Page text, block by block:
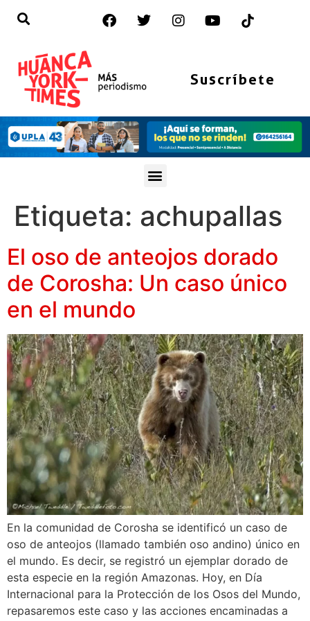
Suscríbete
Etiqueta: achupallas
El oso de anteojos dorado
de Corosha: Un caso único
en el mundo
En la comunidad de Corosha se identificó un caso de
oso de anteojos (llamado también oso andino) único en
el mundo. Es decir, se registró un ejemplar dorado de
esta especie en la región Amazonas. Hoy, en Día
Internacional para la Protección de los Osos del Mundo,
repasaremos este caso y las acciones encaminadas a